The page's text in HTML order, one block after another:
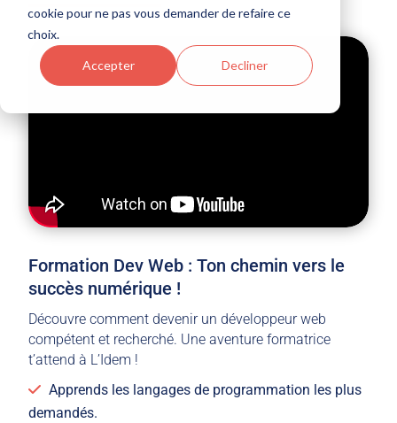
cookie pour ne pas vous demander de refaire ce
choix.
Accepter Decliner
Formation Dev Web : Ton chemin vers le
succès numérique !
Découvre comment devenir un développeur web
compétent et recherché. Une aventure formatrice
t’attend à L’Idem !
Apprends les langages de programmation les plus
demandés.